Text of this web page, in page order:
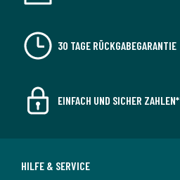
30 TAGE RÜCKGABEGARANTIE
EINFACH UND SICHER ZAHLEN*
HILFE & SERVICE